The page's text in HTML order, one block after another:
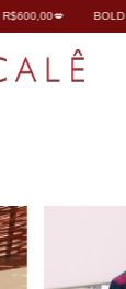
BOLD FASHION ❤️‍🔥